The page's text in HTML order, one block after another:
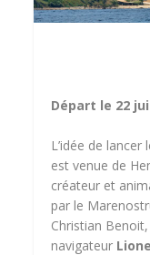
Départ le 22
L’idée de lancer
est venue de
créateur et
par le
Christian
navigateur